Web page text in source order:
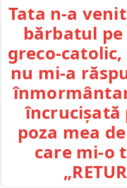
Tata n-a
bărbatul pe
greco-
nu mi-a
încrucișată
poza mea
care mi-o